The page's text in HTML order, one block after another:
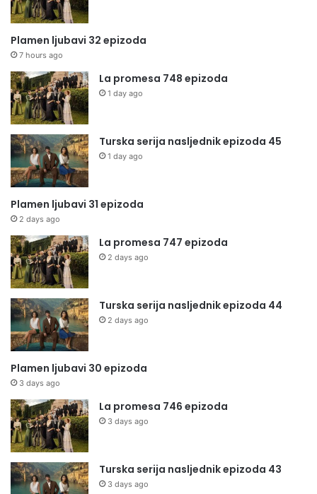
Plamen ljubavi 32 epizoda
7 hours ago
La promesa 748 epizoda
1 day ago
Turska serija nasljednik epizoda 45
1 day ago
Plamen ljubavi 31 epizoda
2 days ago
La promesa 747 epizoda
2 days ago
Turska serija nasljednik epizoda 44
2 days ago
Plamen ljubavi 30 epizoda
3 days ago
La promesa 746 epizoda
3 days ago
Turska serija nasljednik epizoda 43
3 days ago